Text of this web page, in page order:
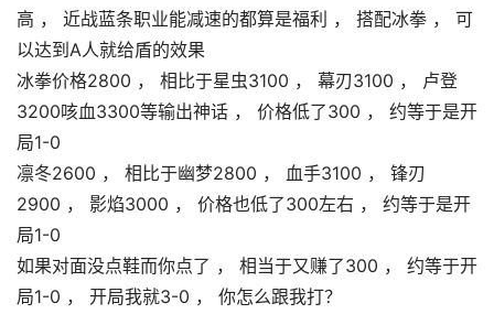
高 ， 近战蓝条职业能减速的都算是福利 ， 搭配冰拳 ， 可
以达到A人就给盾的效果
冰拳价格2800 ， 相比于星虫3100 ， 幕刃3100 ， 卢登
3200咳血3300等输出神话 ， 价格低了300 ， 约等于是开
局1-0
凛冬2600 ， 相比于幽梦2800 ， 血手3100 ， 锋刃
2900 ， 影焰3000 ， 价格也低了300左右 ， 约等于是开
局1-0
如果对面没点鞋而你点了 ， 相当于又赚了300 ， 约等于开
局1-0 ， 开局我就3-0 ， 你怎么跟我打？